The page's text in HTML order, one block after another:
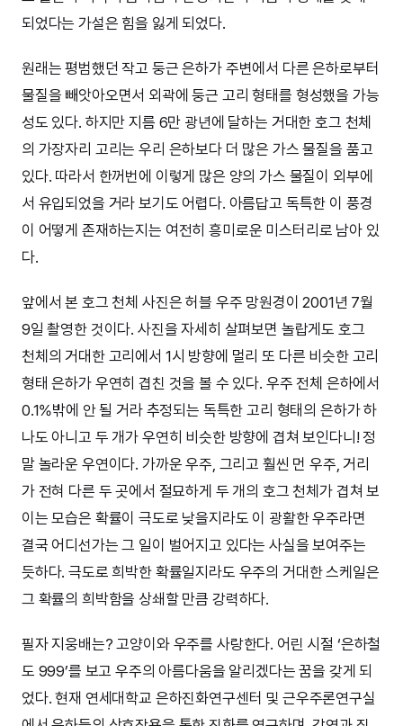
되었다는 가설은 힘을 잃게 되었다.
원래는 평범했던 작고 둥근 은하가 주변에서 다른 은하로부터
물질을 빼앗아오면서 외곽에 둥근 고리 형태를 형성했을 가능
성도 있다. 하지만 지름 6만 광년에 달하는 거대한 호그 천체
의 가장자리 고리는 우리 은하보다 더 많은 가스 물질을 품고
있다. 따라서 한꺼번에 이렇게 많은 양의 가스 물질이 외부에
서 유입되었을 거라 보기도 어렵다. 아름답고 독특한 이 풍경
이 어떻게 존재하는지는 여전히 흥미로운 미스터리로 남아 있
다.
앞에서 본 호그 천체 사진은 허블 우주 망원경이 2001년 7월
9일 촬영한 것이다. 사진을 자세히 살펴보면 놀랍게도 호그
천체의 거대한 고리에서 1시 방향에 멀리 또 다른 비슷한 고리
형태 은하가 우연히 겹친 것을 볼 수 있다. 우주 전체 은하에서
0.1%밖에 안 될 거라 추정되는 독특한 고리 형태의 은하가 하
나도 아니고 두 개가 우연히 비슷한 방향에 겹쳐 보인다니! 정
말 놀라운 우연이다. 가까운 우주, 그리고 훨씬 먼 우주, 거리
가 전혀 다른 두 곳에서 절묘하게 두 개의 호그 천체가 겹쳐 보
이는 모습은 확률이 극도로 낮을지라도 이 광활한 우주라면
결국 어디선가는 그 일이 벌어지고 있다는 사실을 보여주는
듯하다. 극도로 희박한 확률일지라도 우주의 거대한 스케일은
그 확률의 희박함을 상쇄할 만큼 강력하다.
필자 지웅배는? 고양이와 우주를 사랑한다. 어린 시절 ‘은하철
도 999’를 보고 우주의 아름다움을 알리겠다는 꿈을 갖게 되
었다. 현재 연세대학교 은하진화연구센터 및 근우주론연구실